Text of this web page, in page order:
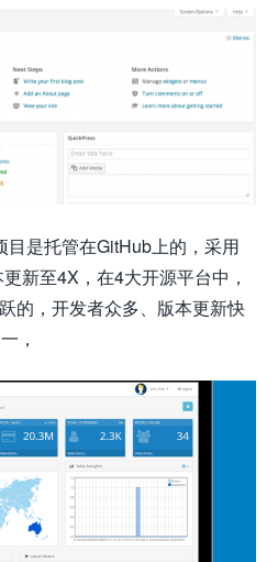
目是托管在GitHub上的，采用
新至4X，在4大开源平台中，
的，开发者众多、版本更新快
，